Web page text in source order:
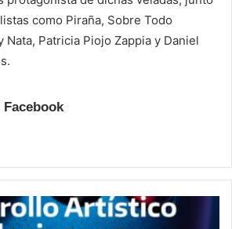
como Piraña, Sobre Todo
Nata, Patricia Piojo Zappia y Daniel